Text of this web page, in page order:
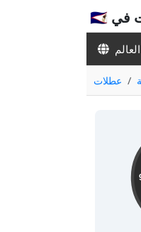
عطلات